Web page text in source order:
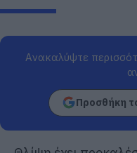
Ανακαλύψτε
Προσθήκη